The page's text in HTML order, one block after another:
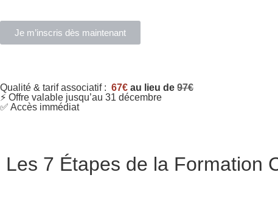
Je m’inscris dès maintenant
Qualité & tarif associatif : 67€ au lieu de 97€
⚡ Offre valable jusqu’au 31 décembre
✅ Accès immédiat
Les 7 Étapes de la Formation